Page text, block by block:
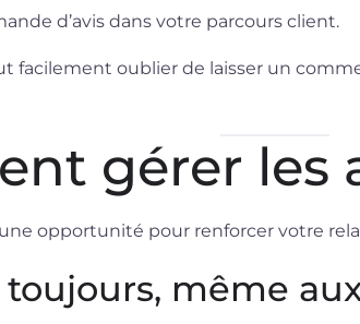
d’avis dans votre parcours client.
facilement oublier de laisser un
gérer les
opportunité pour renforcer votre
même